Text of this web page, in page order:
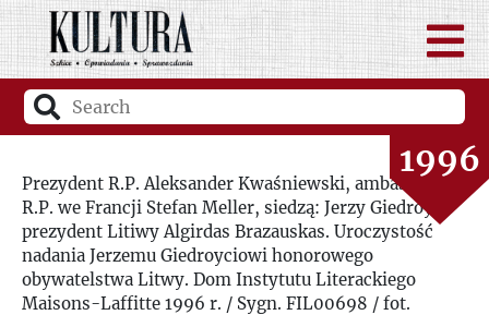
1994
1995
1996
1997
1998
Prezydent R.P. Aleksander Kwaśniewski, ambasador
R.P. we Francji Stefan Meller, siedzą: Jerzy Giedroyc i
prezydent Litiwy Algirdas Brazauskas. Uroczystość
nadania Jerzemu Giedroyciowi honorowego
obywatelstwa Litwy. Dom Instytutu Literackiego
Maisons-Laffitte 1996 r. / Sygn. FIL00698 / fot.